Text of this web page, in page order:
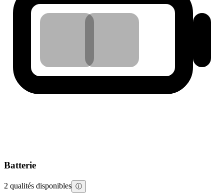
Batterie
2 qualités disponibles ⓘ